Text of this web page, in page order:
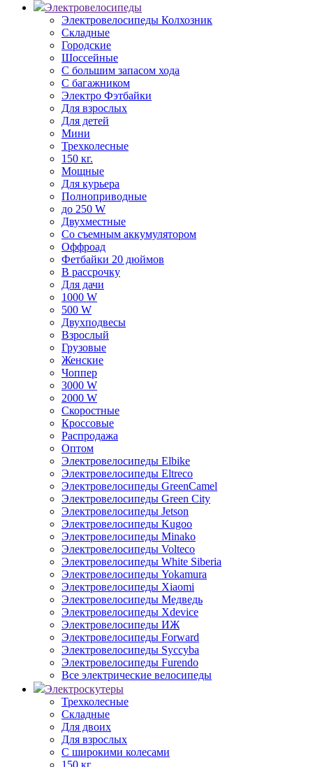
Электровелосипеды
Электровелосипеды Колхозник
Складные
Городские
Шоссейные
С большим запасом хода
С багажником
Электро Фэтбайки
Для взрослых
Для детей
Мини
Трехколесные
150 кг.
Мощные
Для курьера
Полноприводные
до 250 W
Двухместные
Со съемным аккумулятором
Оффроад
Фетбайки 20 дюймов
В рассрочку
Для дачи
1000 W
500 W
Двухподвесы
Взрослый
Грузовые
Женские
Чоппер
3000 W
2000 W
Скоростные
Кроссовые
Распродажа
Оптом
Электровелосипеды Elbike
Электровелосипеды Eltreco
Электровелосипеды GreenCamel
Электровелосипеды Green City
Электровелосипеды Jetson
Электровелосипеды Kugoo
Электровелосипеды Minako
Электровелосипеды Volteco
Электровелосипеды White Siberia
Электровелосипеды Yokamura
Электровелосипеды Xiaomi
Электровелосипеды Медведь
Электровелосипеды Xdevice
Электровелосипеды ИЖ
Электровелосипеды Forward
Электровелосипеды Syccyba
Электровелосипеды Furendo
Все электрические велосипеды
Электроскутеры
Трехколесные
Складные
Для двоих
Для взрослых
С широкими колесами
150 кг.